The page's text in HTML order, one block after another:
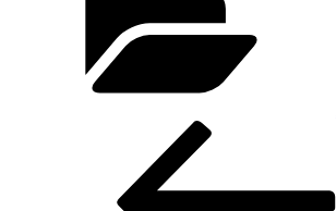
Beitragsnavigation